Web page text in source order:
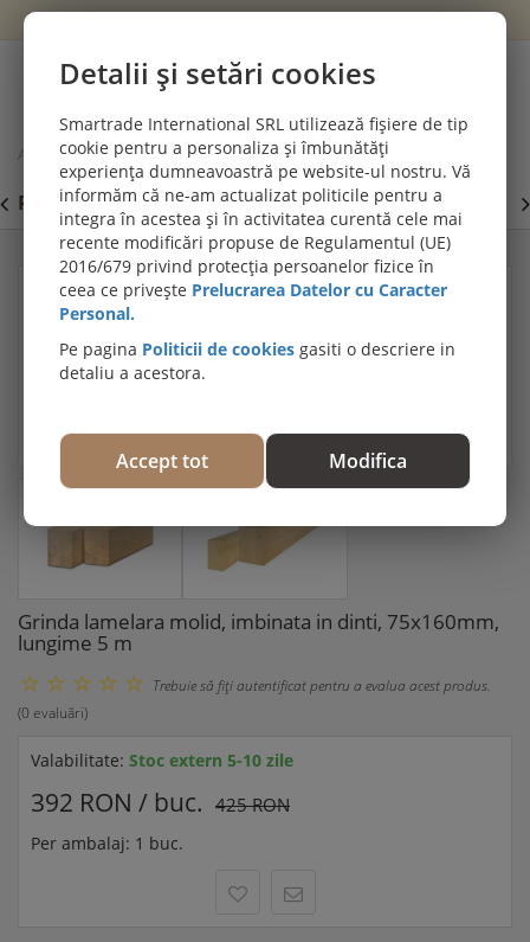
Cont
Acasă
Grinzi din lemn lamelar
Grinda lamelara molid, imbinata in dinti, 75x160mm, lungime 5 m
PROMOȚII DE IULIE! PARCHET SPC SI LVT: Viziteaza
secțiunea de pardoseli SPC SI LVT
Grinda lamelara molid, imbinata in dinti, 75x160mm,
lungime 5 m
Trebuie să fiţi autentificat pentru a evalua acest produs.
(0 evaluări)
Valabilitate: Stoc extern 5-10 zile
392 RON / buc. 425 RON
Per ambalaj: 1 buc.
Detalii și setări cookies
Smartrade International SRL utilizează fișiere de tip
cookie pentru a personaliza și îmbunătăți
experiența dumneavoastră pe website-ul nostru. Vă
informăm că ne-am actualizat politicile pentru a
integra în acestea și în activitatea curentă cele mai
recente modificări propuse de Regulamentul (UE)
2016/679 privind protecția persoanelor fizice în
ceea ce privește Prelucrarea Datelor cu Caracter
Personal.
Pe pagina Politicii de cookies gasiti o descriere in
detaliu a acestora.
Accept tot Modifica